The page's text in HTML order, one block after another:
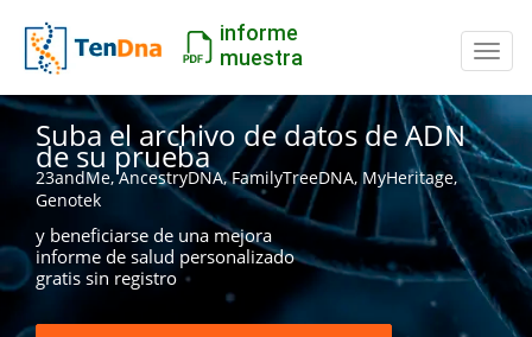
informe
muestra
Suba el archivo de datos de ADN
de su prueba
23andMe, AncestryDNA, FamilyTreeDNA, MyHeritage,
Genotek
y beneficiarse de una mejora
informe de salud personalizado
gratis sin registro